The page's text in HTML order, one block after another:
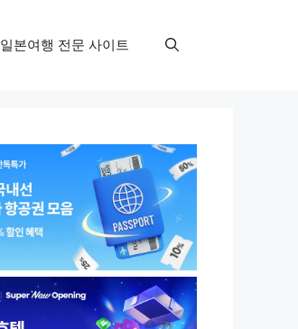
일본여행 전문 사이트